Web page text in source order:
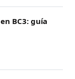
BC3: guía